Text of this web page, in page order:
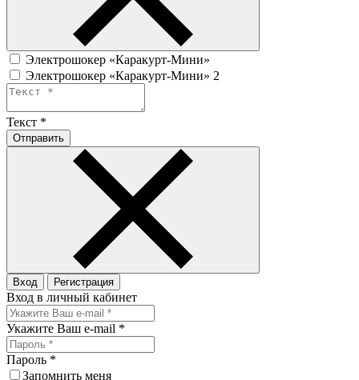
Электрошокер «Каракурт-Мини»
Электрошокер «Каракурт-Мини» 2
Текст *
Отправить
Вход Регистрация
Вход в личный кабинет
Укажите Ваш e-mail *
Пароль *
Запомнить меня